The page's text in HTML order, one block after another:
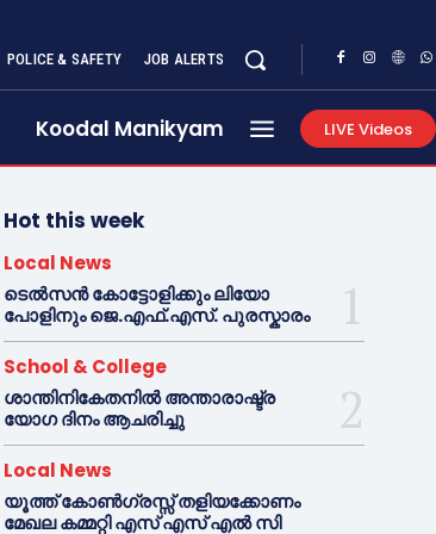
POLICE & SAFETY JOB ALERTS
Koodal Manikyam LIVE Videos
Hot this week
Local News
ടെൽസൻ കോട്ടോളിക്കും ലിയോ
പോളിനും ജെ.എഫ്.എസ്. പുരസ്കാരം
School & College
ശാന്തിനികേതനിൽ അന്താരാഷ്ട്ര
യോഗ ദിനം ആചരിച്ചു
Local News
യൂത്ത് കോൺഗ്രസ്സ് തളിയക്കോണം
മേഖല കമ്മറ്റി എസ് എസ് എൽ സി